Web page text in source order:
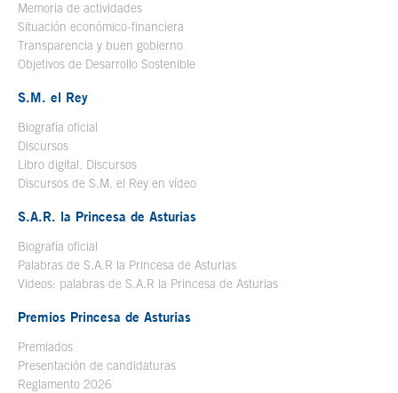
Memoria de actividades
Situación económico-financiera
Transparencia y buen gobierno
Objetivos de Desarrollo Sostenible
S.M. el Rey
Biografía oficial
Discursos
Libro digital. Discursos
Discursos de S.M. el Rey en vídeo
S.A.R. la Princesa de Asturias
Biografía oficial
Palabras de S.A.R la Princesa de Asturias
Videos: palabras de S.A.R la Princesa de Asturias
Premios Princesa de Asturias
Premiados
Presentación de candidaturas
Reglamento 2026